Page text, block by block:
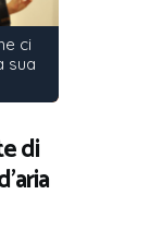
ci
sua
di